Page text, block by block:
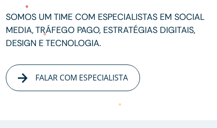
SOMOS UM TIME COM ESPECIALISTAS EM SOCIAL
MEDIA, TRÁFEGO PAGO, ESTRATÉGIAS DIGITAIS,
DESIGN E TECNOLOGIA.
FALAR COM ESPECIALISTA